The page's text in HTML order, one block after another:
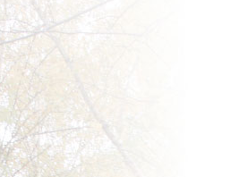
А.С. Взаимодействие дерева и
: (на примере
; отв. ред. А.Б. Гукасян. –
отделение, 1975. – 346 с.
– разрушители древесины
ст.] / [отв. ред. Ф.Н. Правдин]. – М.